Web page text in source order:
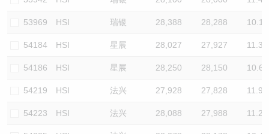
53969 HSI 瑞银 28,388 28,288 10.1
54184 HSI 星展 28,027 27,927 11.3
54186 HSI 星展 28,250 28,150 10.6
54219 HSI 法兴 27,928 27,828 11.9
54223 HSI 法兴 28,088 27,988 11.2